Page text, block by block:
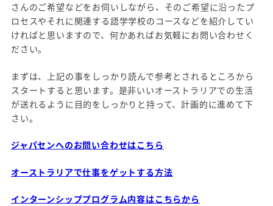
さんのご希望などをお伺いしながら、そのご希望に沿ったプ
ロセスやそれに関連する語学学校のコースなどを紹介してい
ければと思いますので、何かあればお気軽にお問い合わせく
ださい。
まずは、上記の事をしっかり読んで参考とされるところから
スタートすると思います。是非いいオーストラリアでの生活
が送れるように目的をしっかりと持って、計画的に進めて下
さい。
ジャパセンへのお問い合わせはこちら
オーストラリアで仕事をゲットする方法
インターンシッププログラム内容はこちらから